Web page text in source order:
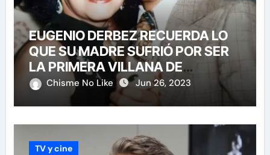
EUGENIO DERBEZ RECUERDA LO
QUE SU MADRE SUFRIÓ POR SER
LA PRIMERA VILLANA DE
TELENOVELAS EN MÉXICO
Chisme No Like Jun 26, 2023
TV y cine